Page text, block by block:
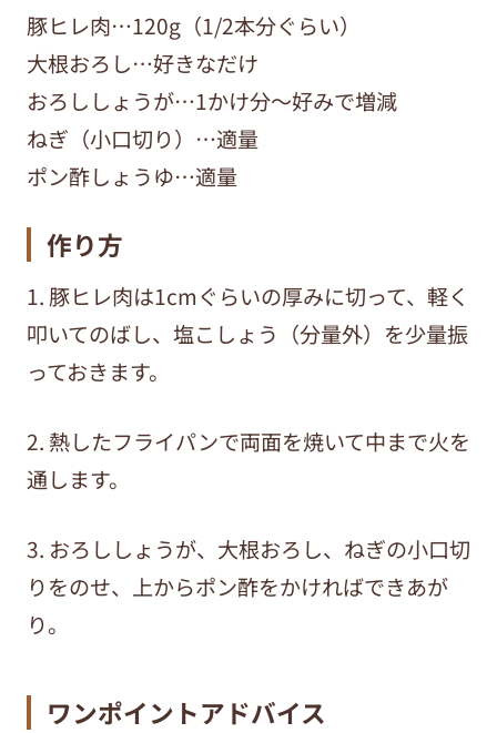
豚ヒレ肉…120g（1/2本分ぐらい）
大根おろし…好きなだけ
おろししょうが…1かけ分～好みで増減
ねぎ（小口切り）…適量
ポン酢しょうゆ…適量
作り方
1. 豚ヒレ肉は1cmぐらいの厚みに切って、軽く
叩いてのばし、塩こしょう（分量外）を少量振
っておきます。
2. 熱したフライパンで両面を焼いて中まで火を
通します。
3. おろししょうが、大根おろし、ねぎの小口切
りをのせ、上からポン酢をかければできあが
り。
ワンポイントアドバイス